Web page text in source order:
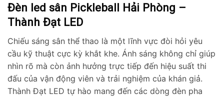
Đèn led sân Pickleball Hải Phòng –
Thành Đạt LED
Chiếu sáng sân thể thao là một lĩnh vực đòi hỏi yêu
cầu kỹ thuật cực kỳ khắt khe. Ánh sáng không chỉ giúp
nhìn rõ mà còn ảnh hưởng trực tiếp đến hiệu suất thi
đấu của vận động viên và trải nghiệm của khán giả.
Thành Đạt LED tự hào mang đến các dòng đèn pha